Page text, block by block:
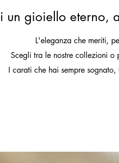
un gioiello eterno,
L'eleganza che meriti,
Scegli tra le nostre collezioni
I carati che hai sempre